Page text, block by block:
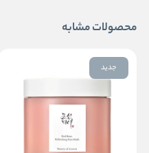
محصولات مشابه
جدید